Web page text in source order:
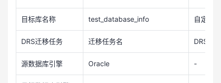
目标库名称 test_database_info 自定义
DRS迁移任务 迁移任务名 DRS-
源数据库引擎 Oracle -